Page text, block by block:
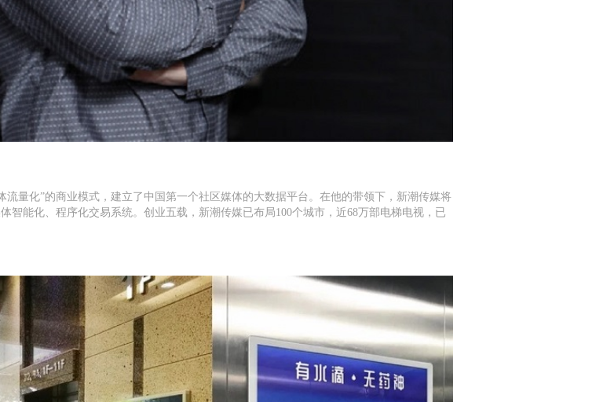
量化”的商业模式，建立了中国第一个社区媒体的大数据平台。在他的带领下，新潮传媒将
智能化、程序化交易系统。创业五载，新潮传媒已布局100个城市，近68万部电梯电视，已